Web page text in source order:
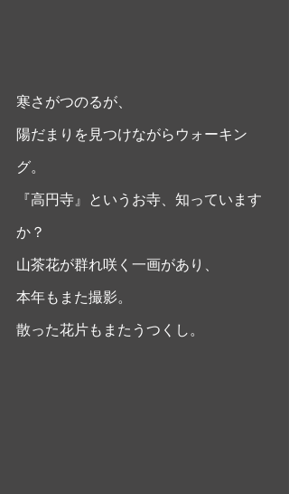
寒さがつのるが、
陽だまりを見つけながらウォーキン
グ。
『高円寺』というお寺、知っています
か？
山茶花が群れ咲く一画があり、
本年もまた撮影。
散った花片もまたうつくし。